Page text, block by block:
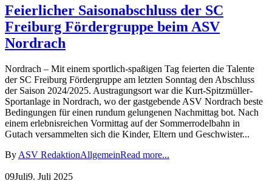
Feierlicher Saisonabschluss der SC
Freiburg Fördergruppe beim ASV
Nordrach
Nordrach – Mit einem sportlich-spaßigen Tag feierten die Talente
der SC Freiburg Fördergruppe am letzten Sonntag den Abschluss
der Saison 2024/2025. Austragungsort war die Kurt-Spitzmüller-
Sportanlage in Nordrach, wo der gastgebende ASV Nordrach beste
Bedingungen für einen rundum gelungenen Nachmittag bot. Nach
einem erlebnisreichen Vormittag auf der Sommerrodelbahn in
Gutach versammelten sich die Kinder, Eltern und Geschwister...
By ASV RedaktionAllgemeinRead more...
09Juli9. Juli 2025